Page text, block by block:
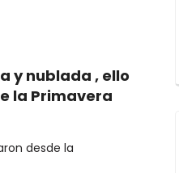
y nublada , ello
la Primavera
desde la